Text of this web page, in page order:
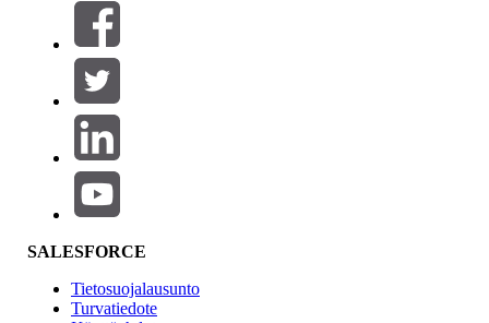
Suodattimet (0)
VALITSE SUODATTIMET
Tuotealue
Ominaisuuden vaikutus
SALESFORCE
Tietosuojalausunto
Turvatiedote